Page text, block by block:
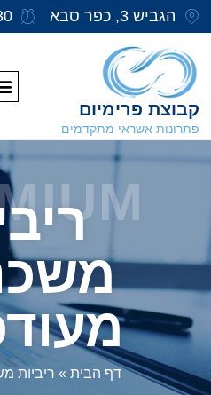
הגביש 3, כפר סבא 09:30
קבוצת פרימיום
פתרונות אשראי מתקדמים
דף הבית » ריביות